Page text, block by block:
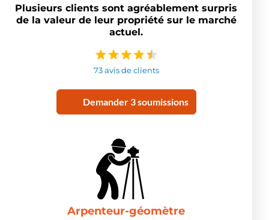
Plusieurs clients sont agréablement surpris
de la valeur de leur propriété sur le marché
actuel.
73 avis de clients
Demander 3 soumissions
Arpenteur-géomètre